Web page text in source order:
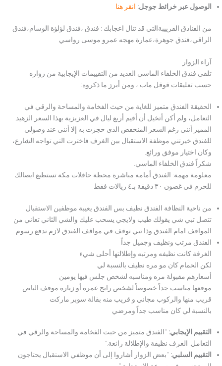
الوصول عبر خرائط جوجل: انقر هنا
من الفنادق القرييبةالتي قد تنال اعجابك : فندق ،فندق لؤلؤة الوسام،فندق
الراقي،فندق جوهرة،عمارة مهجه عمرو موسى رواسي
آراء الزوار
تلقى فندق الخلفاء الماسي العديد من التقييمات الإيجابية من زواره
حسب تعليقات قوقل ماب ، ومن أبرز ما ذكروه:
الحقيقة الفندق متميز للغاية من حيث الفخامة والمساحة والرقي في
التعامل، ولم أكن أتخيل أن أقيم أربع ليال في العزيزية بهذا السعر الزهيد.
المميز أنني رغم السعر المنخفض الذي حجزت به إلا أنني عند وصولي
للفندق خيرتني موظفة الاستقبال بين الغرف فاخترت التي تواجه الشارع،
وكان اختيار موفق ورائع.
شكراً فندق الخلفاء الماسي.
معلومة مهمة: الفندق أمامه مباشرة محطة حافلات مكة تستطيع ايصالك
للحرم في غضون ٣٠ دقيقة بـ٤ ريالات فقط
من ناحية النظافة الفندق نظيف بس الفندق يعيبة موظفين الاستقبال
تتصل تبي شي يقولك طيب ولايجي يسحب عليك والشي الثاني تعاني من
المواقف امام الفندق وذا تبي توقف في مواقف الفندق لازم تدفع رسوم
الفندق مرتب ونظيف وجميل جداً
الغرفة كانت نظيفه ومرتبه وإطلالتها أحلى شيء
لكن الحمام كان مو مره نظيف بالنسبة لي
أسعارهم مقبولة مره ومناسبه لشخص جلس فيها يومين
موقعها مناسب جداً خصوصاً لشخص رايح عمره أو زيارة موقف الباص
قريب منها والركوب مجاني و قريب منه بقالة سوبر ماركت
بالنسبة لي كان مناسب جداً ومرضي
التقييم الإيجابي: “الفندق متميز من حيث الفخامة والمساحة والرقي في
التعامل. الغرف نظيفة والإطلالة رائعة.”
التقييم السلبي: “بعض الزوار أشاروا إلى أن موظفي الاستقبال يحتاجون